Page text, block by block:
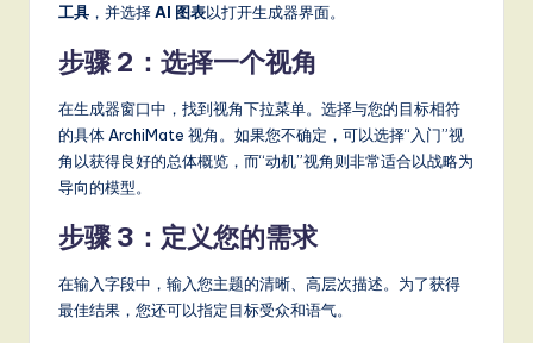
工具 ，并选择AI 图表以打开生成器界面。
步骤 2：选择一个视角
在生成器窗口中，找到视角下拉菜单。选择与您的目标相符
的具体 ArchiMate 视角。如果您不确定，可以选择“入门”视
角以获得良好的总体概览，而“动机”视角则非常适合以战略为
导向的模型。
步骤 3：定义您的需求
在输入字段中，输入您主题的清晰、高层次描述。为了获得
最佳结果，您还可以指定目标受众和语气。